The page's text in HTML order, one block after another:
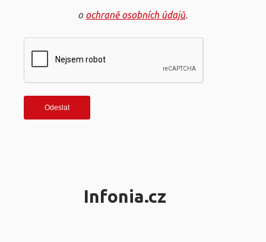
o ochraně osobních údajů.
Infonia.cz